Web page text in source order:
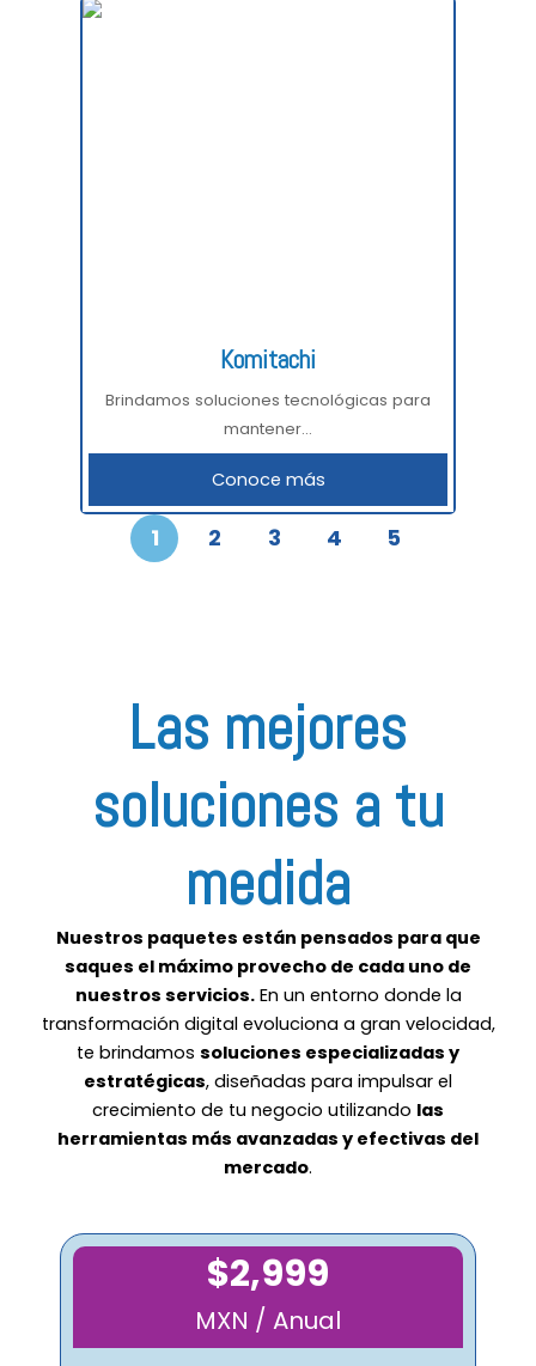
Komitachi
Brindamos soluciones tecnológicas para
mantener...
Conoce más
1 2 3 4 5
Las mejores
soluciones a tu
medida
Nuestros paquetes están pensados para que
saques el máximo provecho de cada uno de
nuestros servicios.En un entorno donde la
transformación digital evoluciona a gran velocidad,
te brindamos soluciones especializadas y
estratégicas, diseñadas para impulsar el
crecimiento de tu negocio utilizando las
herramientas más avanzadas y efectivas del
mercado.
$2,999
MXN / Anual